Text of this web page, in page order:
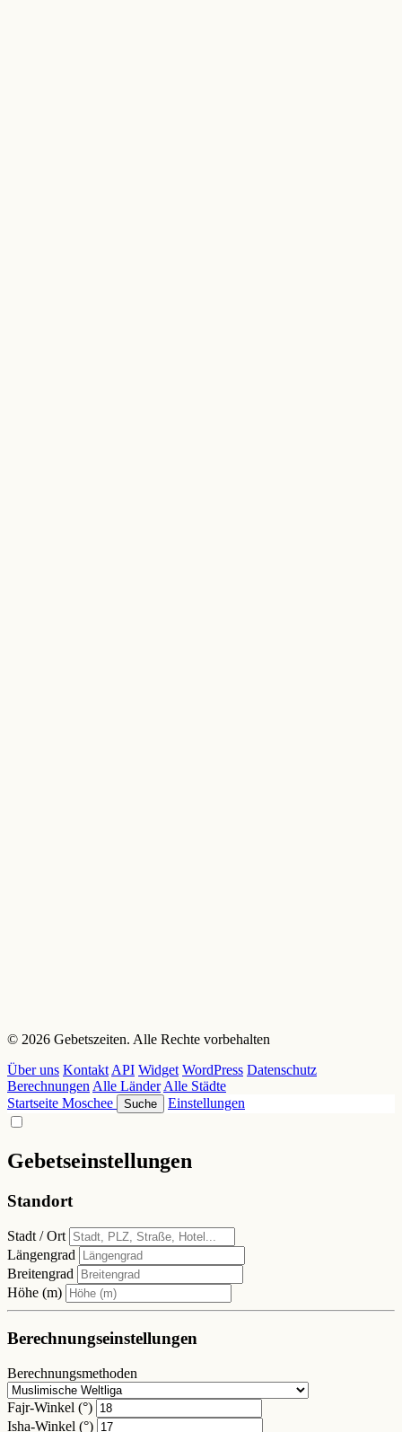
© 2026 Gebetszeiten. Alle Rechte vorbehalten
Über uns Kontakt API Widget WordPress Datenschutz
Berechnungen Alle Länder Alle Städte
Startseite Moschee Suche Einstellungen
Gebetseinstellungen
Standort
Stadt / Ort
Längengrad
Breitengrad
Höhe (m)
Berechnungseinstellungen
Berechnungsmethoden
Fajr-Winkel (°)
Isha-Winkel (°)